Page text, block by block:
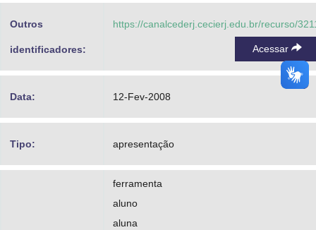
Outros
identificadores:
https://canalcederj.cecierj.edu.br/recurso/
Acessar
Data: 12-Fev-2008
Tipo: apresentação
ferramenta
aluno
aluna